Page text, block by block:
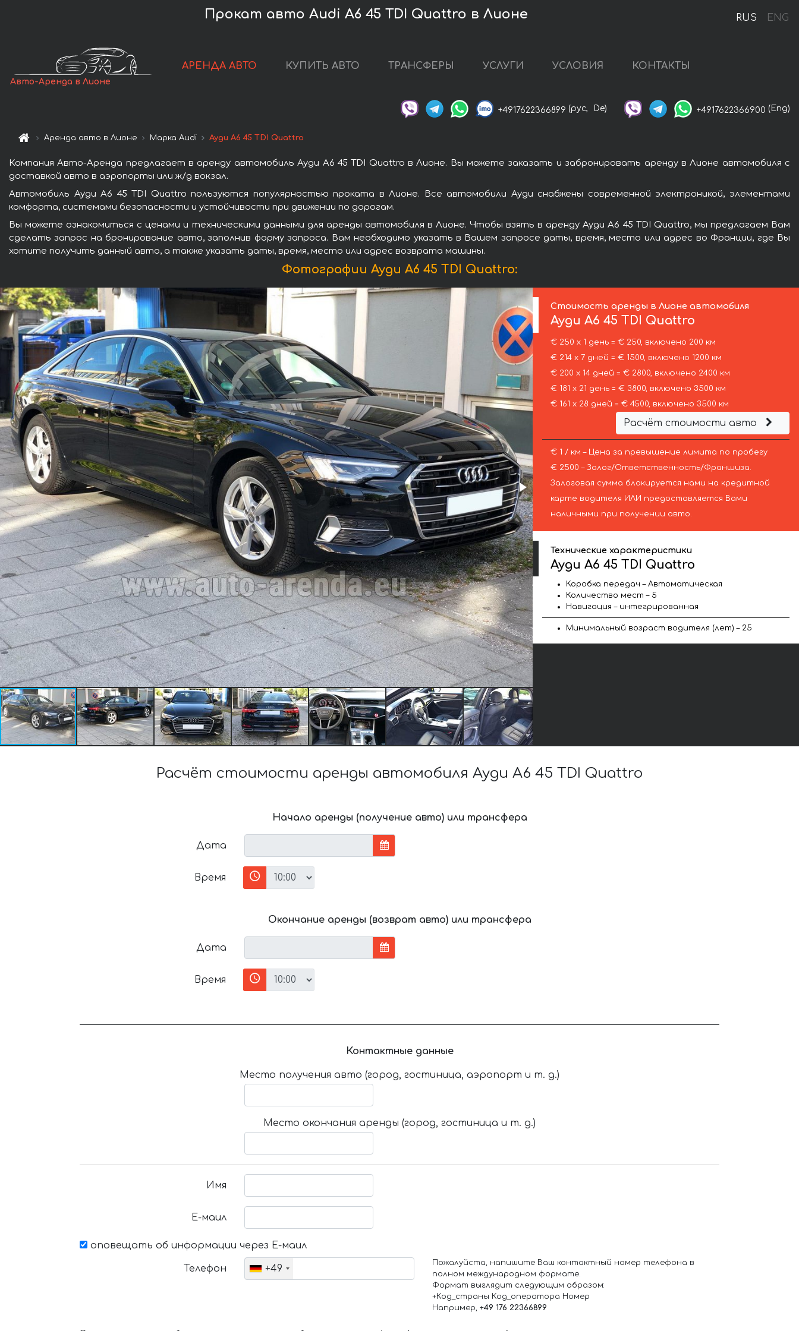
RUS ENG
Прокат авто Audi A6 45 TDI Quattro в Лионе
Авто-Аренда в Лионе
АРЕНДА АВТО КУПИТЬ АВТО ТРАНСФЕРЫ УСЛУГИ УСЛОВИЯ КОНТАКТЫ
+4917622366899 (рус, De) +4917622366900 (Eng)
Аренда авто в Лионе Марка Audi Ауди A6 45 TDI Quattro
Компания Авто-Аренда предлагает в аренду автомобиль Ауди A6 45 TDI Quattro в Лионе. Вы можете заказать и забронировать аренду в Лионе автомобиля с
доставкой авто в аэропорты или ж/д вокзал.
Автомобиль Ауди A6 45 TDI Quattro пользуются популярностью проката в Лионе. Все автомобили Ауди снабжены современной электроникой, элементами
комфорта, системами безопасности и устойчивости при движении по дорогам.
Вы можете ознакомиться с ценами и техническими данными для аренды автомобиля в Лионе. Чтобы взять в аренду Ауди A6 45 TDI Quattro, мы предлагаем Вам
сделать запрос на бронирование авто, заполнив форму запроса. Вам необходимо указать в Вашем запросе даты, время, место или адрес во Франции, где Вы
хотите получить данный авто, а также указать даты, время, место или адрес возврата машины.
Фотографии Ауди A6 45 TDI Quattro:
Стоимость аренды в Лионе автомобиля
Ауди A6 45 TDI Quattro
€ 250 х 1 день = € 250, включено 200 км
€ 214 х 7 дней = € 1500, включено 1200 км
€ 200 х 14 дней = € 2800, включено 2400 км
€ 181 х 21 день = € 3800, включено 3500 км
€ 161 х 28 дней = € 4500, включено 3500 км
Расчёт стоимости авто
€ 1 / км – Цена за превышение лимита по пробегу
€ 2500 – Залог/Ответственность/Франшиза.
Залоговая сумма блокируется нами на кредитной
карте водителя ИЛИ предоставляется Вами
наличными при получении авто.
Технические характеристики
Ауди A6 45 TDI Quattro
Коробка передач – Автоматическая
Количество мест – 5
Навигация – интегрированная
Минимальный возраст водителя (лет) – 25
Расчёт стоимости аренды автомобиля Ауди A6 45 TDI Quattro
Начало аренды (получение авто) или трансфера
Дата
Время
Окончание аренды (возврат авто) или трансфера
Дата
Время
Контактные данные
Место получения авто (город, гостиница, аэропорт и т. д.)
Место окончания аренды (город, гостиница и т. д.)
Имя
Е-маил
оповещать об информации через Е-маил
Телефон +49
Пожалуйста, напишите Ваш контактный номер телефона в
полном международном формате.
Формат выглядит следующим образом:
+Код_страны Код_оператора Номер
Например, +49 176 22366899